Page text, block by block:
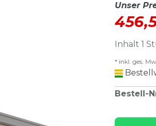
Unser
Inhalt 1
* inkl. ges.
Bestell-